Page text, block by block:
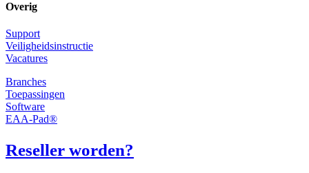
Overig
Support
Veiligheidsinstructie
Vacatures
Branches
Toepassingen
Software
EAA-Pad®
Reseller worden?